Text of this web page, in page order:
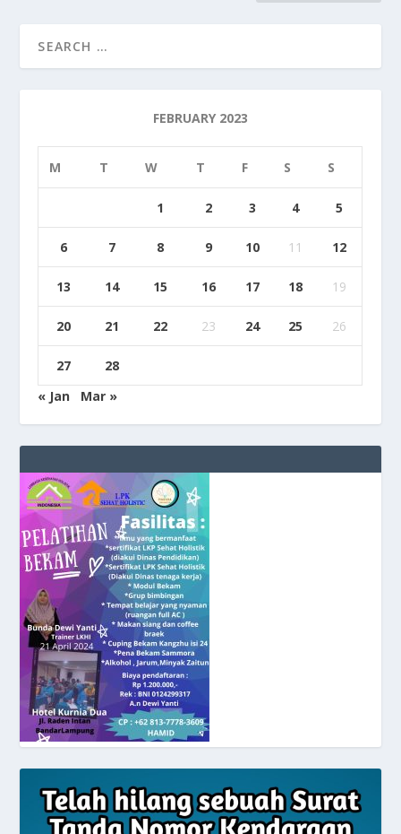
FEBRUARY 2023
M T W T F S S
1 2 3 4 5
6 7 8 9 10 11 12
13 14 15 16 17 18 19
20 21 22 23 24 25 26
27
28
« Jan
Mar »